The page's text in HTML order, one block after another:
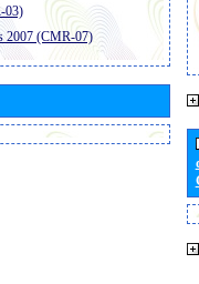
03)
2007 (CMR-07)